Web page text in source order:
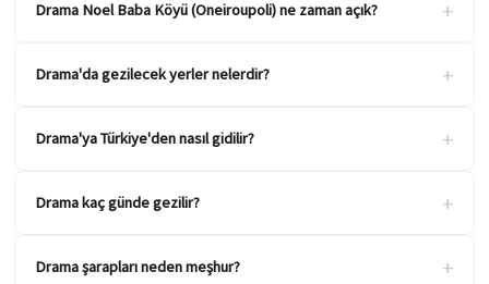
Drama Noel Baba Köyü (Oneiroupoli) ne zaman açık? +
Drama'da gezilecek yerler nelerdir? +
Drama'ya Türkiye'den nasıl gidilir? +
Drama kaç günde gezilir? +
Drama şarapları neden meşhur? +